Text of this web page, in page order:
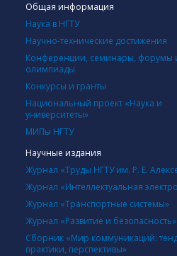
Общая информация
Наука в НГТУ
Научно-технические достижения
Конференции, семинары, форумы
олимпиады
Конкурсы и гранты
Национальный проект «Наука и
университеты»
МИПы НГТУ
Научные издания
Журнал «Труды НГТУ им. Р. Е.
Журнал «Интеллектуальная
Журнал «Транспортные системы»
Журнал «Развитие и безопасность»
Сборник «Мир коммуникаций:
практики, перспективы»